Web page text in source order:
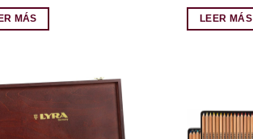
MÁS LEER MÁS